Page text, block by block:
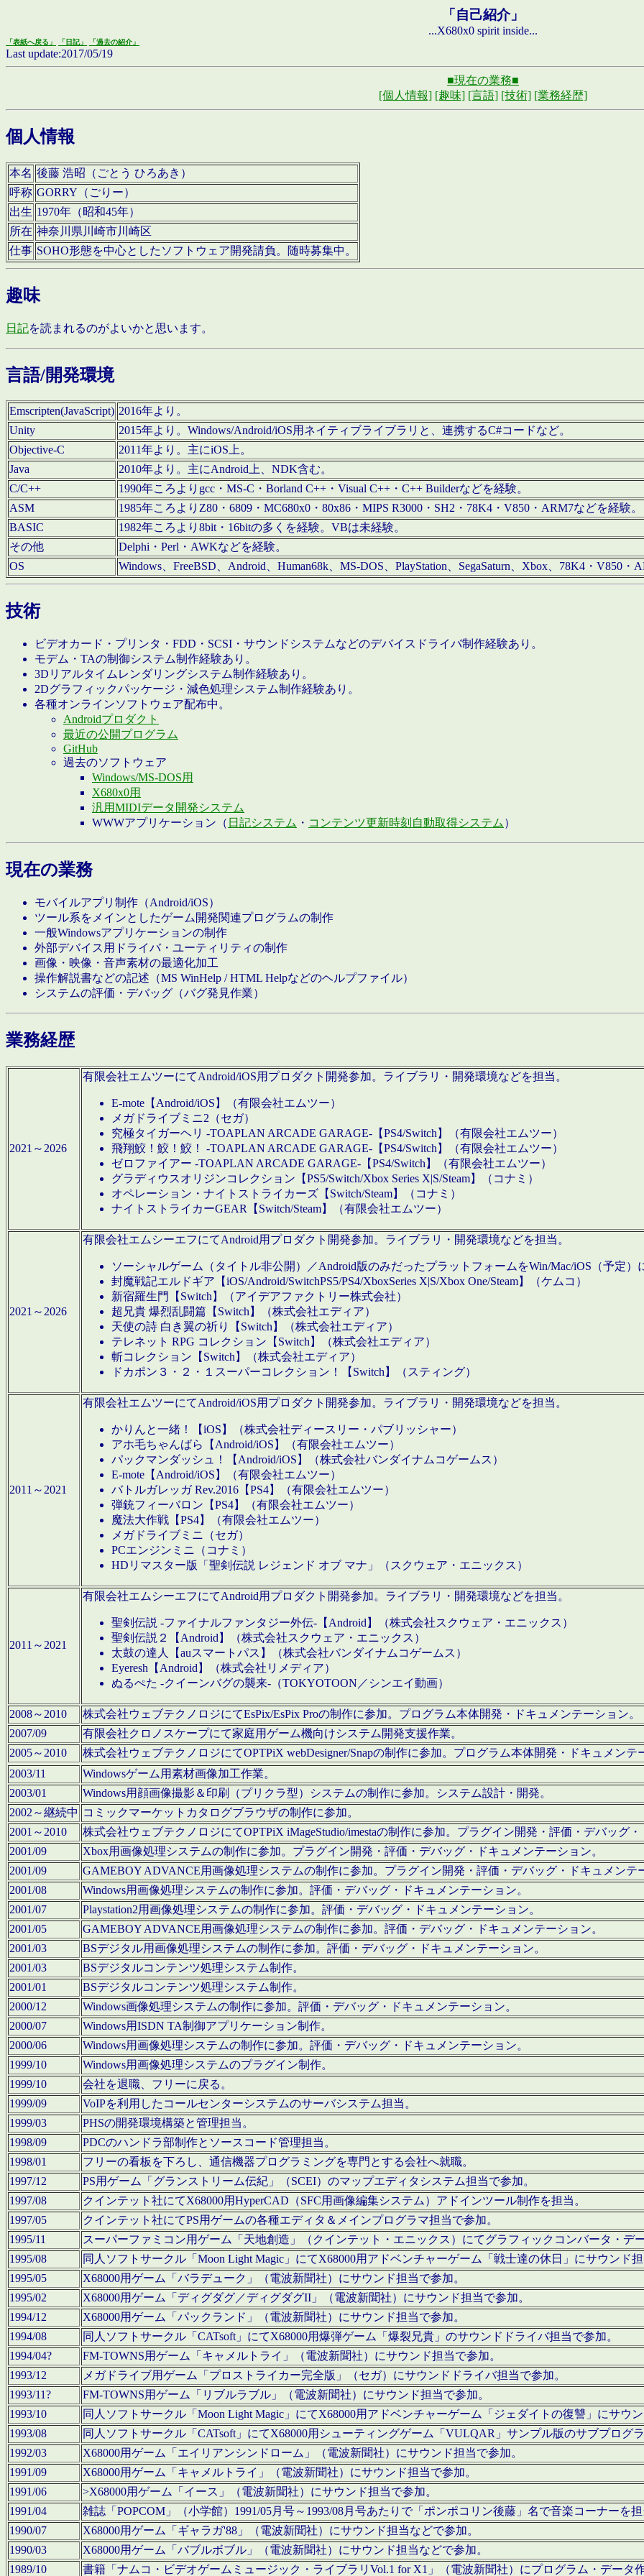
「自己紹介」
...X680x0 spirit inside...
「表紙へ戻る」 「日記」 「過去の紹介」
Last update:2017/05/19
■現在の業務■
[個人情報] [趣味] [言語] [技術] [業務経歴]
個人情報
本名 後藤 浩昭（ごとう ひろあき）
呼称 GORRY（ごりー）
出生 1970年（昭和45年）
所在 神奈川県川崎市川崎区
仕事 SOHO形態を中心としたソフトウェア開発請負。随時募集中。
趣味
日記を読まれるのがよいかと思います。
言語/開発環境
Emscripten(JavaScript) 2016年より。
Unity
2015年より。Windows/Android/iOS用ネイティブライブラリと、連携するC#コードなど。
Objective-C
2011年より。主にiOS上。
Java
2010年より。主にAndroid上、NDK含む。
C/C++
1990年ころよりgcc・MS-C・Borland C++・Visual C++・C++ Builderなどを経験。
ASM
1985年ころよりZ80・6809・MC680x0・80x86・MIPS R3000・SH2・78K4・V850・ARM7などを経験。
BASIC
1982年ころより8bit・16bitの多くを経験。VBは未経験。
その他
Delphi・Perl・AWKなどを経験。
OS
Windows、FreeBSD、Android、Human68k、MS-DOS、PlayStation、SegaSaturn、Xbox、78K4・V850・
技術
ビデオカード・プリンタ・FDD・SCSI・サウンドシステムなどのデバイスドライバ制作経験あり。
モデム・TAの制御システム制作経験あり。
3Dリアルタイムレンダリングシステム制作経験あり。
2Dグラフィックパッケージ・減色処理システム制作経験あり。
各種オンラインソフトウェア配布中。
Androidプロダクト
最近の公開プログラム
GitHub
過去のソフトウェア
Windows/MS-DOS用
X680x0用
汎用MIDIデータ開発システム
WWWアプリケーション（ 日記システム ・ コンテンツ更新時刻自動取得システム ）
現在の業務
モバイルアプリ制作（Android/iOS）
ツール系をメインとしたゲーム開発関連プログラムの制作
一般Windowsアプリケーションの制作
外部デバイス用ドライバ・ユーティリティの制作
画像・映像・音声素材の最適化加工
操作解説書などの記述（MS WinHelp / HTML Helpなどのヘルプファイル）
システムの評価・デバッグ（バグ発見作業）
業務経歴
2021～2026
有限会社エムツーにてAndroid/iOS用プロダクト開発参加。ライブラリ・開発環境などを担当。
E-mote【Android/iOS】（有限会社エムツー）
メガドライブミニ2（セガ）
究極タイガーヘリ -TOAPLAN ARCADE GARAGE-【PS4/Switch】（有限会社エムツー）
飛翔鮫！鮫！鮫！ -TOAPLAN ARCADE GARAGE-【PS4/Switch】（有限会社エムツー）
ゼロファイアー -TOAPLAN ARCADE GARAGE-【PS4/Switch】（有限会社エムツー）
グラディウスオリジンコレクション【PS5/Switch/Xbox Series X|S/Steam】（コナミ）
オペレーション・ナイトストライカーズ【Switch/Steam】（コナミ）
ナイトストライカーGEAR【Switch/Steam】（有限会社エムツー）
2021～2026
有限会社エムシーエフにてAndroid用プロダクト開発参加。ライブラリ・開発環境などを担当。
ソーシャルゲーム（タイトル非公開）／Android版のみだったプラットフォームをWin/Mac/iOS（予定）
封魔戦記エルドギア【iOS/Android/SwitchPS5/PS4/XboxSeries X|S/Xbox One/Steam】（ケムコ）
新宿羅生門【Switch】（アイデアファクトリー株式会社）
超兄貴 爆烈乱闘篇【Switch】（株式会社エディア）
天使の詩 白き翼の祈り【Switch】（株式会社エディア）
テレネット RPG コレクション【Switch】（株式会社エディア）
斬コレクション【Switch】（株式会社エディア）
ドカポン３・２・１スーパーコレクション！【Switch】（スティング）
2011～2021
有限会社エムツーにてAndroid/iOS用プロダクト開発参加。ライブラリ・開発環境などを担当。
かりんと一緒！【iOS】（株式会社ディースリー・パブリッシャー）
アホ毛ちゃんばら【Android/iOS】（有限会社エムツー）
パックマンダッシュ！【Android/iOS】（株式会社バンダイナムコゲームス）
E-mote【Android/iOS】（有限会社エムツー）
バトルガレッガ Rev.2016【PS4】（有限会社エムツー）
弾銃フィーバロン【PS4】（有限会社エムツー）
魔法大作戦【PS4】（有限会社エムツー）
メガドライブミニ（セガ）
PCエンジンミニ（コナミ）
HDリマスター版「聖剣伝説 レジェンド オブ マナ」（スクウェア・エニックス）
2011～2021
有限会社エムシーエフにてAndroid用プロダクト開発参加。ライブラリ・開発環境などを担当。
聖剣伝説 -ファイナルファンタジー外伝-【Android】（株式会社スクウェア・エニックス）
聖剣伝説２【Android】（株式会社スクウェア・エニックス）
太鼓の達人【auスマートパス】（株式会社バンダイナムコゲームス）
Eyeresh【Android】（株式会社リメディア）
ぬるぺた -クイーンバグの襲来-（TOKYOTOON／シンエイ動画）
2008～2010
株式会社ウェブテクノロジにてEsPix/EsPix Proの制作に参加。プログラム本体開発・ドキュメンテーション。
2007/09
有限会社クロノスケープにて家庭用ゲーム機向けシステム開発支援作業。
2005～2010
株式会社ウェブテクノロジにてOPTPiX webDesigner/Snapの制作に参加。プログラム本体開発・ドキュメンテ
2003/11
Windowsゲーム用素材画像加工作業。
2003/01
Windows用顔画像撮影＆印刷（プリクラ型）システムの制作に参加。システム設計・開発。
2002～継続中 コミックマーケットカタログブラウザの制作に参加。
2001～2010
株式会社ウェブテクノロジにてOPTPiX iMageStudio/imestaの制作に参加。プラグイン開発・評価・デバッグ
2001/09
Xbox用画像処理システムの制作に参加。プラグイン開発・評価・デバッグ・ドキュメンテーション。
2001/09
GAMEBOY ADVANCE用画像処理システムの制作に参加。プラグイン開発・評価・デバッグ・ドキュメンテ
2001/08
Windows用画像処理システムの制作に参加。評価・デバッグ・ドキュメンテーション。
2001/07
Playstation2用画像処理システムの制作に参加。評価・デバッグ・ドキュメンテーション。
2001/05
GAMEBOY ADVANCE用画像処理システムの制作に参加。評価・デバッグ・ドキュメンテーション。
2001/03
BSデジタル用画像処理システムの制作に参加。評価・デバッグ・ドキュメンテーション。
2001/03
BSデジタルコンテンツ処理システム制作。
2001/01
BSデジタルコンテンツ処理システム制作。
2000/12
Windows画像処理システムの制作に参加。評価・デバッグ・ドキュメンテーション。
2000/07
Windows用ISDN TA制御アプリケーション制作。
2000/06
Windows用画像処理システムの制作に参加。評価・デバッグ・ドキュメンテーション。
1999/10
Windows用画像処理システムのプラグイン制作。
1999/10
会社を退職、フリーに戻る。
1999/09
VoIPを利用したコールセンターシステムのサーバシステム担当。
1999/03
PHSの開発環境構築と管理担当。
1998/09
PDCのハンドラ部制作とソースコード管理担当。
1998/01
フリーの看板を下ろし、通信機器プログラミングを専門とする会社へ就職。
1997/12
PS用ゲーム「グランストリーム伝紀」（SCEI）のマップエディタシステム担当で参加。
1997/08
クインテット社にてX68000用HyperCAD（SFC用画像編集システム）アドインツール制作を担当。
1997/05
クインテット社にてPS用ゲームの各種エディタ＆メインプログラマ担当で参加。
1995/11
スーパーファミコン用ゲーム「天地創造」（クインテット・エニックス）にてグラフィックコンバータ・デ
1995/08
同人ソフトサークル「Moon Light Magic」にてX68000用アドベンチャーゲーム「戦士達の休日」にサウンド
1995/05
X68000用ゲーム「バラデューク」（電波新聞社）にサウンド担当で参加。
1995/02
X68000用ゲーム「ディグダグ／ディグダグII」（電波新聞社）にサウンド担当で参加。
1994/12
X68000用ゲーム「パックランド」（電波新聞社）にサウンド担当で参加。
1994/08
同人ソフトサークル「CATsoft」にてX68000用爆弾ゲーム「爆裂兄貴」のサウンドドライバ担当で参加。
1994/04?
FM-TOWNS用ゲーム「キャメルトライ」（電波新聞社）にサウンド担当で参加。
1993/12
メガドライブ用ゲーム「プロストライカー完全版」（セガ）にサウンドドライバ担当で参加。
1993/11?
FM-TOWNS用ゲーム「リブルラブル」（電波新聞社）にサウンド担当で参加。
1993/10
同人ソフトサークル「Moon Light Magic」にてX68000用アドベンチャーゲーム「ジェダイトの復讐」にサウ
1993/08
同人ソフトサークル「CATsoft」にてX68000用シューティングゲーム「VULQAR」サンプル版のサブプログ
1992/03
X68000用ゲーム「エイリアンシンドローム」（電波新聞社）にサウンド担当で参加。
1991/09
X68000用ゲーム「キャメルトライ」（電波新聞社）にサウンド担当で参加。
1991/06
>X68000用ゲーム「イース」（電波新聞社）にサウンド担当で参加。
1991/04
雑誌「POPCOM」（小学館）1991/05月号～1993/08月号あたりで「ポンポコリン後藤」名で音楽コーナーを
1990/07
X68000用ゲーム「ギャラガ'88」（電波新聞社）にサウンド担当などで参加。
1990/03
X68000用ゲーム「バブルボブル」（電波新聞社）にサウンド担当などで参加。
1989/10
書籍「ナムコ・ビデオゲームミュージック・ライブラリVol.1 for X1」（電波新聞社）にプログラム・データ